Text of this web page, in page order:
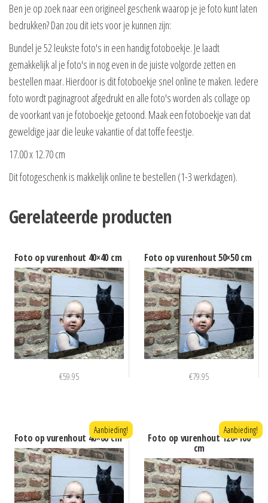
Ben je op zoek naar een origineel geschenk waarop je je foto kunt laten
bedrukken? Dan zou dit iets voor je kunnen zijn:
Bundel je 52 leukste foto's in een handig fotoboekje. Je laadt
gemakkelijk al je foto's in nog even in de juiste volgorde zetten en
bestellen maar. Hierdoor is dit fotoboekje snel online te maken. Iedere
foto wordt paginagroot afgedrukt en alle foto's worden als collage op
de voorkant van je fotoboekje getoond. Maak een fotoboekje van dat
geweldige jaar die leuke vakantie of dat toffe feestje.
17.00 x 12.70 cm
Dit fotogeschenk is makkelijk online te bestellen (1-3 werkdagen).
Gerelateerde producten
Foto op vurenhout 40×40 cm
€59.95
Foto op vurenhout 50×50 cm
€79.95
Foto op vurenhout 40×60 cm
Aanbieding!
Foto op vurenhout 120×160
cm
Aanbieding!